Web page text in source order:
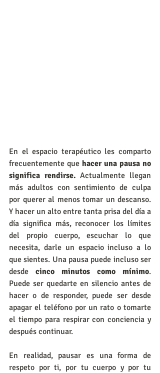
En el espacio terapéutico les comparto
frecuentemente que hacer una pausa no
significa rendirse. Actualmente llegan
más adultos con sentimiento de culpa
por querer al menos tomar un descanso.
Y hacer un alto entre tanta prisa del día a
día significa más, reconocer los límites
del propio cuerpo, escuchar lo que
necesita, darle un espacio incluso a lo
que sientes. Una pausa puede incluso ser
desde cinco minutos como mínimo.
Puede ser quedarte en silencio antes de
hacer o de responder, puede ser desde
apagar el teléfono por un rato o tomarte
el tiempo para respirar con conciencia y
después continuar.
En realidad, pausar es una forma de
respeto por ti, por tu cuerpo y por tu